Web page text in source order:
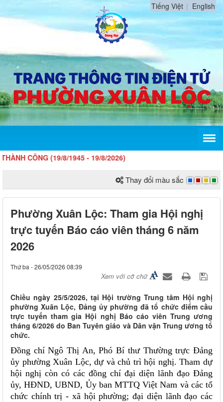
Tiếng Việt English
(19/8/1945 - 19/8/2026)
Thay đổi màu sắc
Phường Xuân Lộc: Tham gia Hội nghị
trực tuyến Báo cáo viên tháng 6 năm
2026
Thứ ba - 26/05/2026 08:39
Xem với cỡ chữ
Chiều ngày 25/5/2026, tại Hội trường Trung tâm Hội nghị
phường Xuân Lộc, Đảng ủy phường đã tổ chức điểm cầu
trực tuyến tham gia Hội nghị Báo cáo viên Trung ương
tháng 6/2026 do Ban Tuyên giáo và Dân vận Trung ương tổ
chức.
Đồng chí Ngô Thị An, Phó Bí thư Thường trực Đảng
ủy phường Xuân Lộc, dự và chủ trì hội nghị. Tham dự
hội nghị còn có các đồng chí đại diện lãnh đạo Đảng
ủy, HĐND, UBND, Ủy ban MTTQ Việt Nam và các tổ
chức chính trị - xã hội phường; đại diện lãnh đạo các